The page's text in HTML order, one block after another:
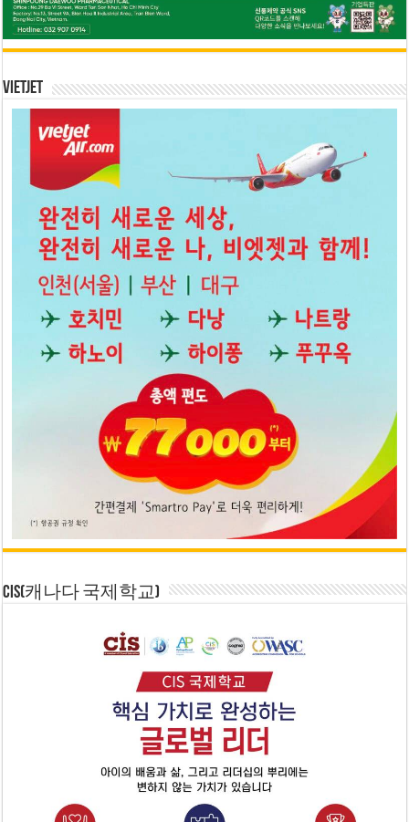
Vietjet
CIS(캐나다 국제학교)